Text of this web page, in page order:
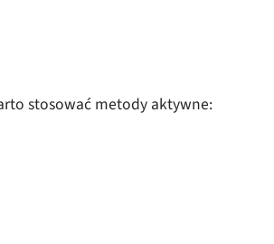
stosować metody aktywne: